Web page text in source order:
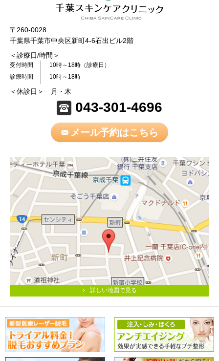
〒260-0028
千葉県千葉市中央区新町4-6石出ビル2階
＜診療日/時間＞
受付時間
10時～18時（診療日）
診療時間
10時～18時
＜休診日＞ 月・木
043-301-4696
メール予約はこちら
詳しい地図で見る